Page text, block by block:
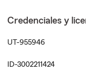
Credenciales y
UT-955946
ID-3002211424